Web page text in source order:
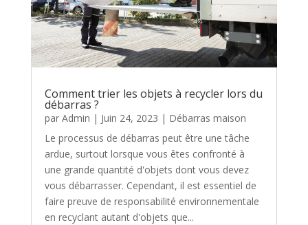
Comment trier les objets à recycler lors du
débarras ?
par Admin | Juin 24, 2023 | Débarras maison
Le processus de débarras peut être une tâche
ardue, surtout lorsque vous êtes confronté à
une grande quantité d'objets dont vous devez
vous débarrasser. Cependant, il est essentiel de
faire preuve de responsabilité environnementale
en recyclant autant d'objets que...